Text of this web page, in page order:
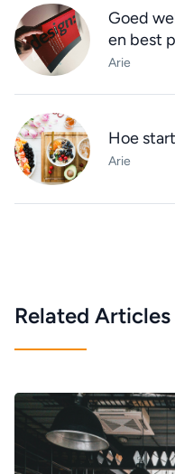
Goed
en best
Arie
Hoe
Arie
Related Articles